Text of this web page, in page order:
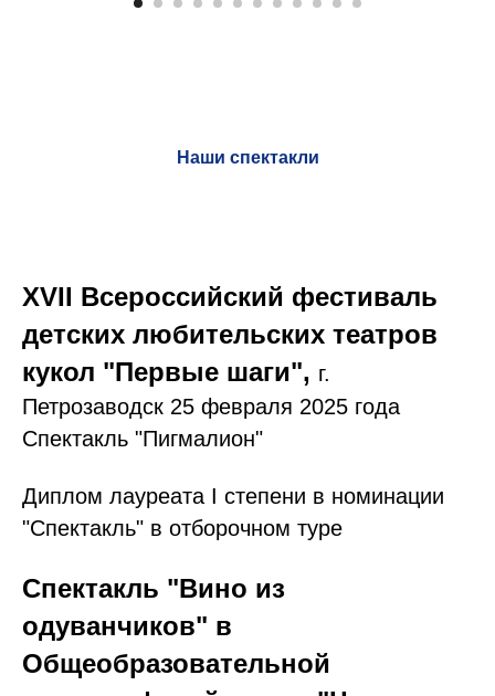
Наши спектакли
XVII Всероссийский фестиваль
детских любительских театров
кукол "Первые шаги", г.
Петрозаводск 25 февраля 2025 года
Спектакль "Пигмалион"
Диплом лауреата I степени в номинации
"Спектакль" в отборочном туре
Спектакль "Вино из
одуванчиков" в
Общеобразовательной